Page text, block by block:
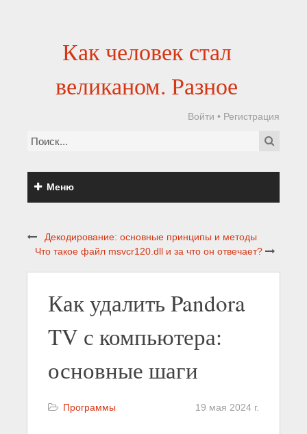
Как человек стал
великаном. Разное
Войти • Регистрация
Меню
Декодирование: основные принципы и методы
Что такое файл msvcr120.dll и за что он отвечает?
Как удалить Pandora
TV с компьютера:
основные шаги
Программы 19 мая 2024 г.